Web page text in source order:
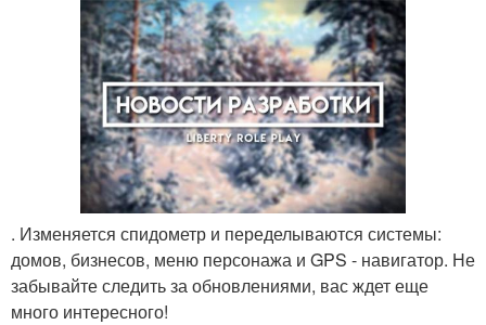
. Изменяется спидометр и переделываются системы:
домов, бизнесов, меню персонажа и GPS - навигатор. Не
забывайте следить за обновлениями, вас ждет еще
много интересного!